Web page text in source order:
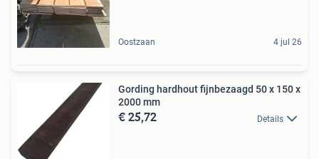
Oostzaan 4 jul 26
Gording hardhout fijnbezaagd 50 x 150 x
2000 mm
€ 25,72 Details